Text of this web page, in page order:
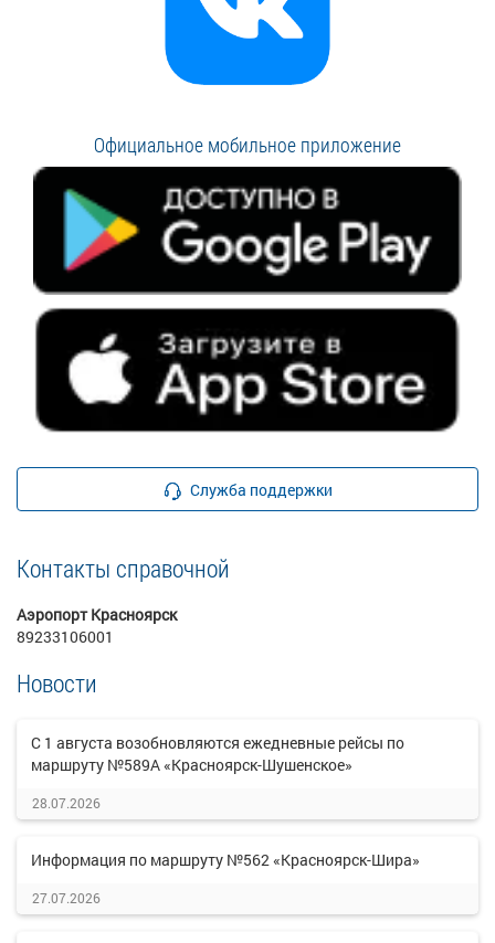
Официальное мобильное приложение
Служба поддержки
Контакты справочной
Аэропорт Красноярск
89233106001
Новости
С 1 августа возобновляются ежедневные рейсы по
маршруту №589А «Красноярск-Шушенское»
28.07.2026
Информация по маршруту №562 «Красноярск-Шира»
27.07.2026